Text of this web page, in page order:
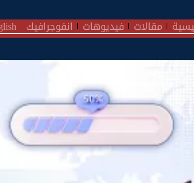
مقالات فيديوهات انفوجرافيك